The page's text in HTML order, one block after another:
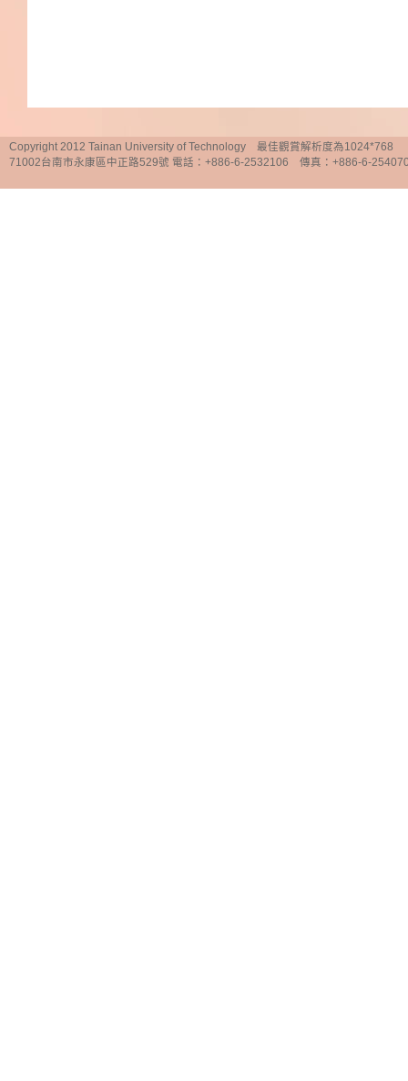
Copyright 2012 Tainan University of Technology 最佳觀賞解析度為1024*768
71002台南市永康區中正路529號 電話：+886-6-2532106 傳真：+886-6-